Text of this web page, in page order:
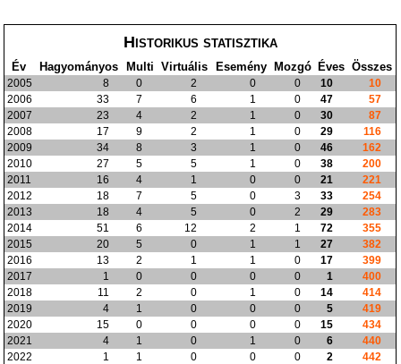
Historikus statisztika
Év Hagyományos Multi Virtuális Esemény Mozgó Éves Összes
2005 8 0 2 0 0 10
10
2006
33 7 6 1 0 47
57
2007
23 4 2 1 0 30
87
2008
17 9 2 1 0 29
116
2009
34 8 3 1 0 46
162
2010
27 5 5 1 0 38
200
2011
16 4 1 0 0 21
221
2012
18 7 5 0 3 33
254
2013
18 4 5 0 2 29
283
2014
51 6 12 2 1 72
355
2015
20 5 0 1 1 27
382
2016
13 2 1 1 0 17
399
2017
1 0 0 0 0 1
400
2018
11 2 0 1 0 14
414
2019
4 1 0 0 0 5
419
2020
15 0 0 0 0 15
434
2021
4 1 0 1 0 6
440
2022
1 1 0 0 0 2
442